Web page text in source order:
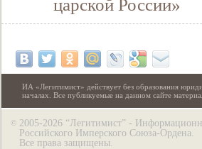
царской России»
ИА «Легитимист» действует без образования
началах. Все публикуемые на данном сайте
© 2005-2026 “Легитимист” -
Российского Имперского Союза-Ордена.
Все права защищены.